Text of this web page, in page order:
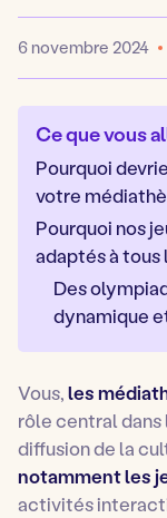
Publié
6 novembre 2024
Ce que vous
Pourquoi
votre
Pourquoi nos
adaptés à tous
Des
dynamique
Vous,les
rôle central
diffusion de la
notamment les
activités